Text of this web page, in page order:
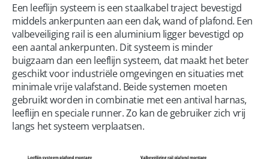
Een leeflijn systeem is een staalkabel traject bevestigd
middels ankerpunten aan een dak, wand of plafond. Een
valbeveiliging rail is een aluminium ligger bevestigd op
een aantal ankerpunten. Dit systeem is minder
buigzaam dan een leeflijn systeem, dat maakt het beter
geschikt voor industriële omgevingen en situaties met
minimale vrije valafstand. Beide systemen moeten
gebruikt worden in combinatie met een antival harnas,
leeflijn en speciale runner. Zo kan de gebruiker zich vrij
langs het systeem verplaatsen.